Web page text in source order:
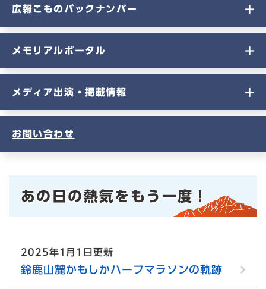
広報こものバックナンバー
メモリアルポータル
メディア出演・掲載情報
お問い合わせ
あの日の熱気をもう一度！
2025年1月1日更新
鈴鹿山麓かもしかハーフマラソンの軌跡